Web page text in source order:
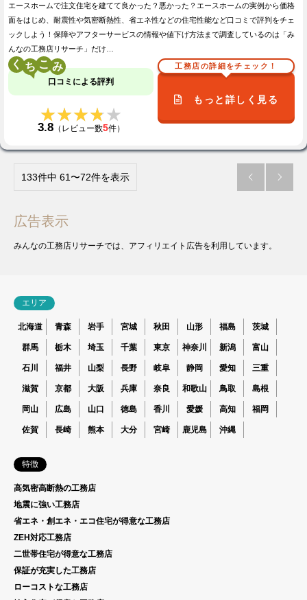
エースホームで注文住宅を建てて良かった？悪かった？エースホームの実例から価格
面をはじめ、耐震性や気密断熱性、省エネ性などの住宅性能など口コミで評判をチェ
ックしよう！保障やアフターサービスの情報や値下げ方法まで調査しているのは「み
んなの工務店リサーチ」だけ…
く こ
口コミによる評判
★★★★★
★★★★★
3.8（レビュー数5件）
工務店の詳細をチェック！
もっと詳しく見る
133件中 61〜72件を表示  
広告表示
みんなの工務店リサーチでは、アフィリエイト広告を利用しています。
エリア
北海道 青森 岩手 宮城 秋田 山形 福島 茨城
群馬 栃木 埼玉 千葉 東京 神奈川 新潟 富山
石川 福井 山梨 長野 岐阜 静岡 愛知 三重
滋賀 京都 大阪 兵庫 奈良 和歌山 鳥取 島根
岡山 広島 山口 徳島 香川 愛媛 高知 福岡
佐賀 長崎 熊本 大分 宮崎 鹿児島 沖縄
特徴
高気密高断熱の工務店
地震に強い工務店
省エネ・創エネ・エコ住宅が得意な工務店
ZEH対応工務店
二世帯住宅が得意な工務店
保証が充実した工務店
ローコストな工務店